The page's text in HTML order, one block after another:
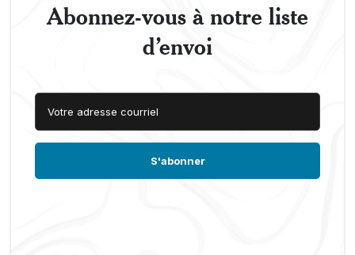
Abonnez-vous à notre liste
d’envoi